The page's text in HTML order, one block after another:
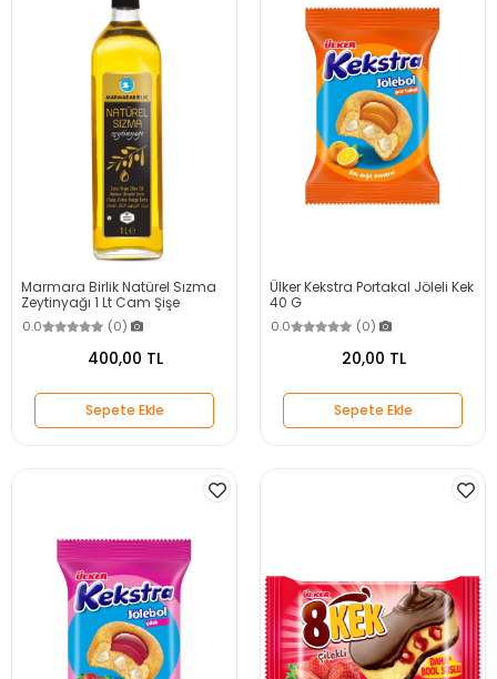
Marmara Birlik Natürel Sızma
Zeytinyağı 1 Lt Cam Şişe
0.0 (0)
400,00 TL
Sepete Ekle
Ülker Kekstra Portakal Jöleli Kek
40 G
0.0 (0)
20,00 TL
Sepete Ekle